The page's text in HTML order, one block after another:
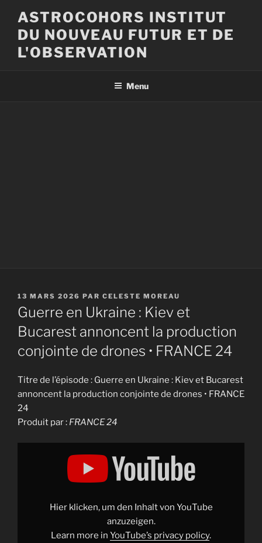
contenu
principal
ASTROCOHORS INSTITUT
DU NOUVEAU FUTUR ET DE
L'OBSERVATION
Menu
PUBLIÉ
LE
13 MARS 2026 PAR CELESTE MOREAU
Guerre en Ukraine : Kiev et
Bucarest annoncent la production
conjointe de drones • FRANCE 24
Titre de l’épisode : Guerre en Ukraine : Kiev et Bucarest
annoncent la production conjointe de drones • FRANCE
24
Produit par : FRANCE 24
Display
Bucarest
annoncent
conjointe
Hier klicken, um den Inhalt von YouTube
anzuzeigen.
Learn more in YouTube’s privacy policy.